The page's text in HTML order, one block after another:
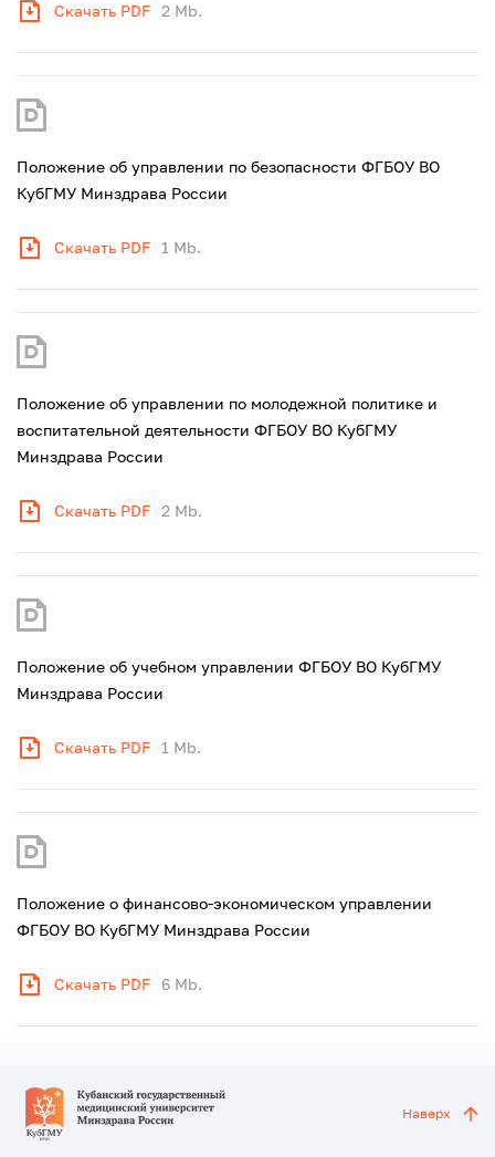
Скачать PDF 2 Mb.
Положение об управлении по безопасности ФГБОУ ВО
КубГМУ Минздрава России
Скачать PDF 1 Mb.
Положение об управлении по молодежной политике и
воспитательной деятельности ФГБОУ ВО КубГМУ
Минздрава России
Скачать PDF 2 Mb.
Положение об учебном управлении ФГБОУ ВО КубГМУ
Минздрава России
Скачать PDF 1 Mb.
Положение о финансово-экономическом управлении
ФГБОУ ВО КубГМУ Минздрава России
Скачать PDF 6 Mb.
Наверх